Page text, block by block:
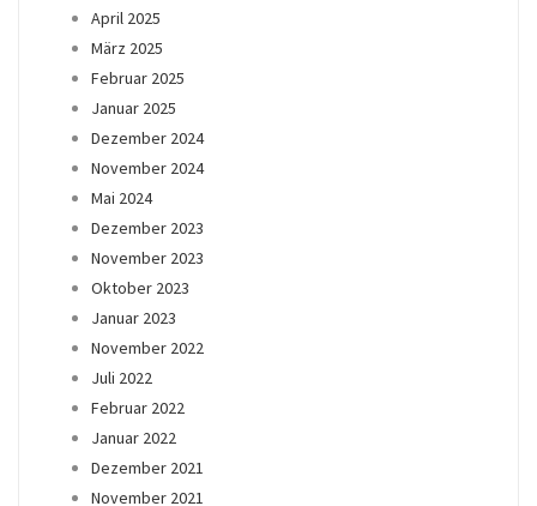
April 2025
März 2025
Februar 2025
Januar 2025
Dezember 2024
November 2024
Mai 2024
Dezember 2023
November 2023
Oktober 2023
Januar 2023
November 2022
Juli 2022
Februar 2022
Januar 2022
Dezember 2021
November 2021